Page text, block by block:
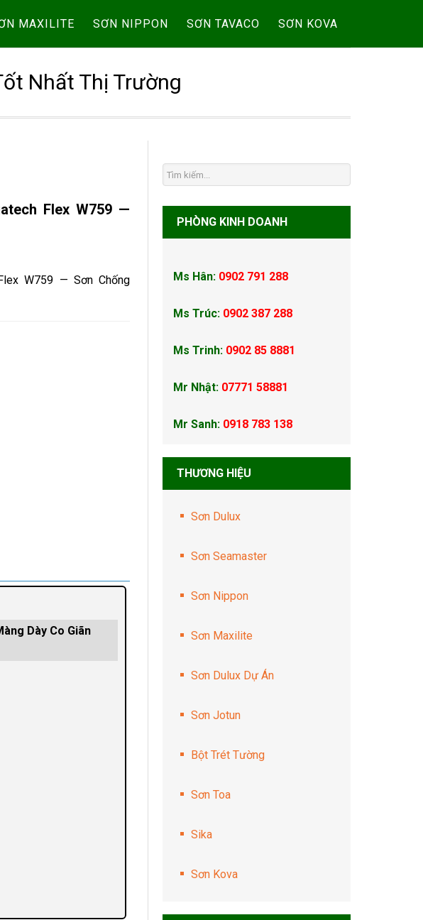
MAXILITE SƠN NIPPON SƠN TAVACO SƠN KOVA
Nhất Thị Trường
Flex W759 —
W759 — Sơn Chống
Dày Co Giãn
PHÒNG KINH DOANH
Ms Hân: 0902 791 288
Ms Trúc: 0902 387 288
Ms Trinh: 0902 85 8881
Mr Nhật: 07771 58881
Mr Sanh: 0918 783 138
THƯƠNG HIỆU
Sơn Dulux
Sơn Seamaster
Sơn Nippon
Sơn Maxilite
Sơn Dulux Dự Án
Sơn Jotun
Bột Trét Tường
Sơn Toa
Sika
Sơn Kova